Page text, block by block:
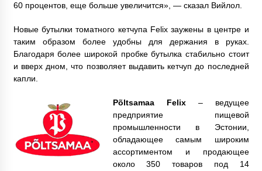
60 процентов, еще больше увеличится», — сказал Вийлол.
Новые бутылки томатного кетчупа Felix заужены в центре и
таким образом более удобны для держания в руках.
Благодаря более широкой пробке бутылка стабильно стоит
и вверх дном, что позволяет выдавить кетчуп до последней
капли.
Põltsamaa Felix– ведущее
предприятие пищевой
промышленности в Эстонии,
обладающее самым широким
ассортиментом и продающее
около 350 товаров под 14